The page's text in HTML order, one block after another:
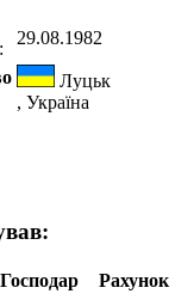
:
29.08.1982
Луцьк
, Україна
Господар Рахунок